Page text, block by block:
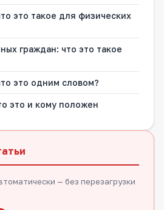
это такое для физических
граждан: что это такое
это одним словом?
это и кому положен
— без перезагрузки